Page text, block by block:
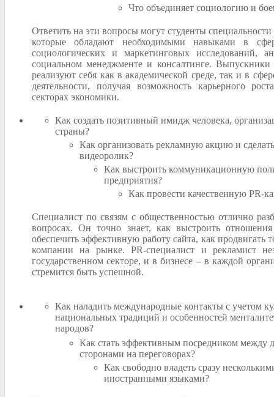
Что объединяет социологию и
Ответить на эти вопросы могут студенты
которые обладают необходимыми навыками в
социологических и маркетинговых исследований,
социальном менеджменте и консалтинге. Выпускники
реализуют себя как в академической среде, так и в
деятельности, получая возможность карьерного
секторах экономики.
Как создать позитивный имидж человека,
страны?
Как организовать рекламную акцию и
видеоролик?
Как выстроить коммуникационную
предприятия?
Как провести качественную PR-
Специалист по связям с общественностью отлично
вопросах. Он точно знает, как выстроить
обеспечить эффективную работу сайта, как продвигать
компании на рынке. PR-специалист и рекламист
государственном секторе, и в бизнесе – в каждой
стремится быть успешной.
Как наладить международные контакты с учетом
национальных традиций и особенностей
народов?
Как стать эффективным посредником между
сторонами на переговорах?
Как свободно владеть сразу
иностранными языками?